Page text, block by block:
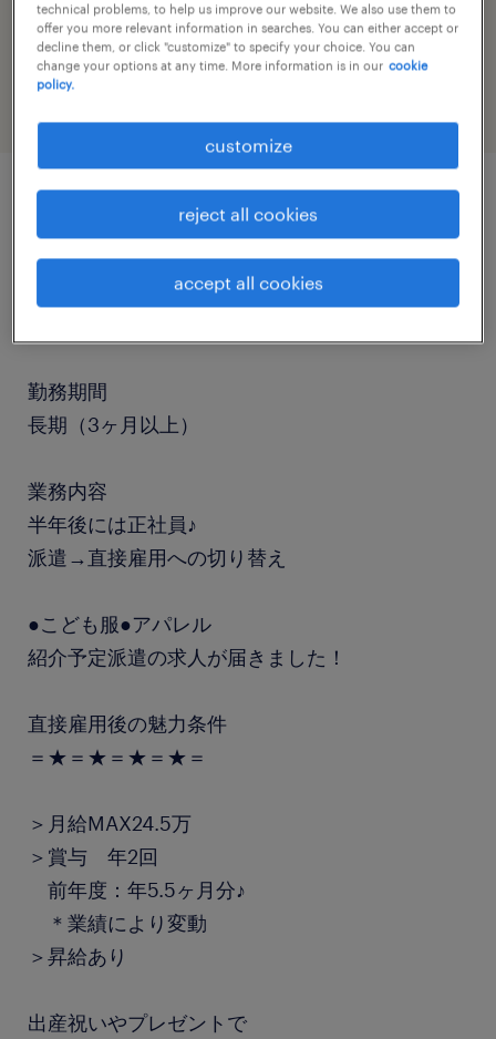
job category
retail & wholesale
勤務期間
長期（3ヶ月以上）
業務内容
半年後には正社員♪
派遣→直接雇用への切り替え
●こども服●アパレル
紹介予定派遣の求人が届きました！
直接雇用後の魅力条件
＝★＝★＝★＝★＝
＞月給MAX24.5万
＞賞与 年2回
前年度：年5.5ヶ月分♪
＊業績により変動
＞昇給あり
出産祝いやプレゼントで
technical problems, to help us improve our website. We also use them to
offer you more relevant information in searches. You can either accept or
decline them, or click "customize" to specify your choice. You can
change your options at any time. More information is in our cookie
policy.
customize
reject all cookies
accept all cookies